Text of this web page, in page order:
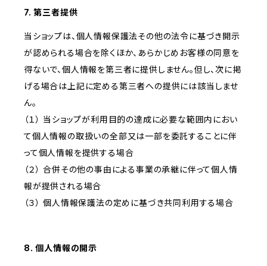
7. 第三者提供
当ショップは、個人情報保護法その他の法令に基づき開示
が認められる場合を除くほか、あらかじめお客様の同意を
得ないで、個人情報を第三者に提供しません。但し、次に掲
げる場合は上記に定める第三者への提供には該当しませ
ん。
（１） 当ショップが利用目的の達成に必要な範囲内におい
て個人情報の取扱いの全部又は一部を委託することに伴
って個人情報を提供する場合
（２） 合併その他の事由による事業の承継に伴って個人情
報が提供される場合
（３） 個人情報保護法の定めに基づき共同利用する場合
8. 個人情報の開示